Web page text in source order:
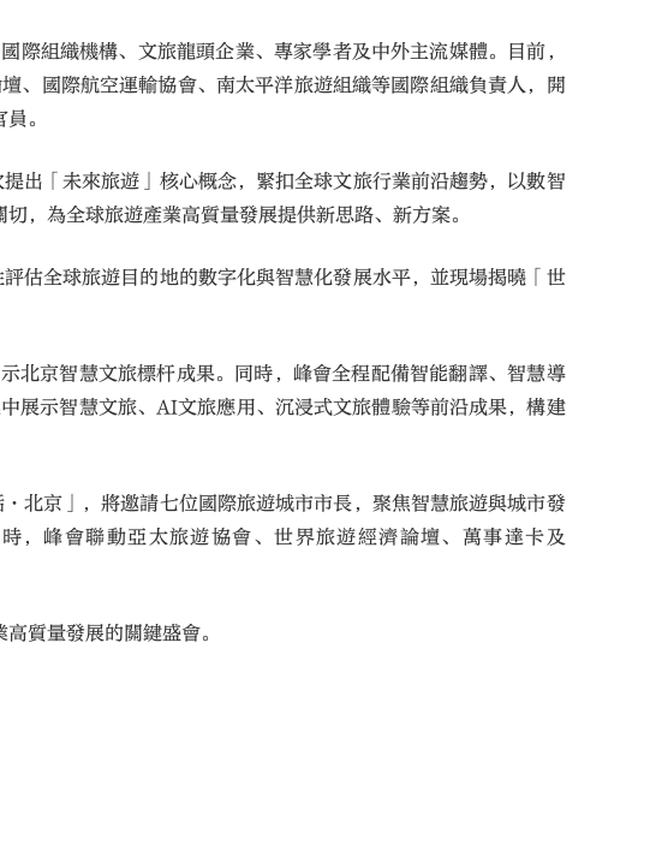
組織機構、文旅龍頭企業、專家學者及中外主流媒體。目前，
、國際航空運輸協會、南太平洋旅遊組織等國際組織負責人，開
。
出「未來旅遊」核心概念，緊扣全球文旅行業前沿趨勢，以數智
，為全球旅遊產業高質量發展提供新思路、新方案。
估全球旅遊目的地的數字化與智慧化發展水平，並現場揭曉「世
北京智慧文旅標杆成果。同時，峰會全程配備智能翻譯、智慧導
展示智慧文旅、AI文旅應用、沉浸式文旅體驗等前沿成果，構建
北京」，將邀請七位國際旅遊城市市長，聚焦智慧旅遊與城市發
，峰會聯動亞太旅遊協會、世界旅遊經濟論壇、萬事達卡及
質量發展的關鍵盛會。